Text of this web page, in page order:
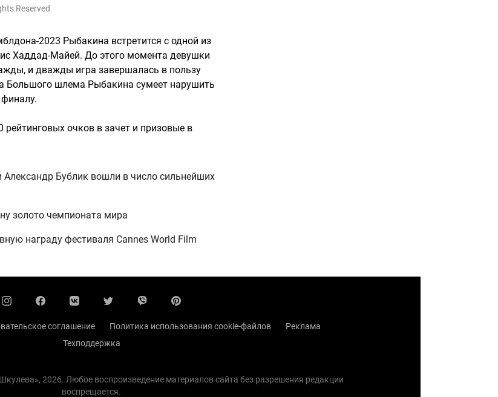
Reserved
2023 Рыбакина встретится с одной из
Хаддад-Майей. До этого момента девушки
и дважды игра завершалась в пользу
Большого шлема Рыбакина сумеет нарушить
очков в зачет и призовые в
Александр Бублик вошли в число сильнейших
золото чемпионата мира
награду фестиваля Cannes World Film
соглашение Политика использования cookie-файлов
Реклама
Техподдержка
2026. Любое воспроизведение материалов сайта без разрешения редакции
воспрещается.